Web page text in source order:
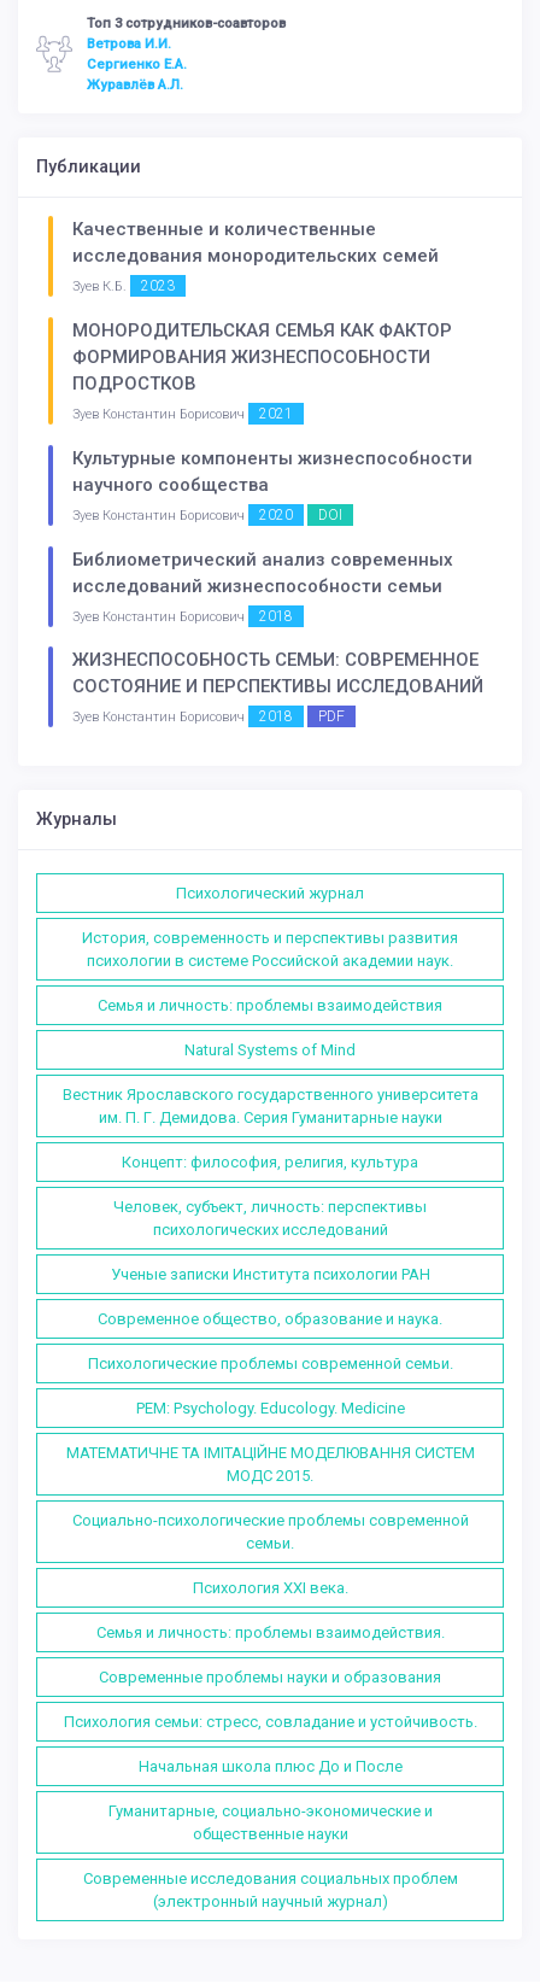
Топ 3 сотрудников-соавторов
Ветрова И.И.
Сергиенко Е.А.
Журавлёв А.Л.
Публикации
Качественные и количественные
исследования монородительских семей
Зуев К.Б. 2023
МОНОРОДИТЕЛЬСКАЯ СЕМЬЯ КАК ФАКТОР
ФОРМИРОВАНИЯ ЖИЗНЕСПОСОБНОСТИ
ПОДРОСТКОВ
Зуев Константин Борисович 2021
Культурные компоненты жизнеспособности
научного сообщества
Зуев Константин Борисович 2020 DOI
Библиометрический анализ современных
исследований жизнеспособности семьи
Зуев Константин Борисович 2018
ЖИЗНЕСПОСОБНОСТЬ СЕМЬИ: СОВРЕМЕННОЕ
СОСТОЯНИЕ И ПЕРСПЕКТИВЫ ИССЛЕДОВАНИЙ
Зуев Константин Борисович 2018 PDF
Журналы
Психологический журнал
История, современность и перспективы развития
психологии в системе Российской академии наук.
Семья и личность: проблемы взаимодействия
Natural Systems of Mind
Вестник Ярославского государственного университета
им. П. Г. Демидова. Серия Гуманитарные науки
Концепт: философия, религия, культура
Человек, субъект, личность: перспективы
психологических исследований
Ученые записки Института психологии РАН
Современное общество, образование и наука.
Психологические проблемы современной семьи.
PEM: Psychology. Educology. Medicine
МАТЕМАТИЧНЕ ТА ІМІТАЦІЙНЕ МОДЕЛЮВАННЯ СИСТЕМ
МОДС 2015.
Социально-психологические проблемы современной
семьи.
Психология XXI века.
Семья и личность: проблемы взаимодействия.
Современные проблемы науки и образования
Психология семьи: стресс, совладание и устойчивость.
Начальная школа плюс До и После
Гуманитарные, социально-экономические и
общественные науки
Современные исследования социальных проблем
(электронный научный журнал)